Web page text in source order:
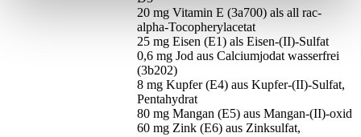
20 mg Vitamin E (3a700) als all rac-
alpha-Tocopherylacetat
25 mg Eisen (E1) als Eisen-(II)-Sulfat
0,6 mg Jod aus Calciumjodat wasserfrei
(3b202)
8 mg Kupfer (E4) aus Kupfer-(II)-Sulfat,
Pentahydrat
80 mg Mangan (E5) aus Mangan-(II)-oxid
60 mg Zink (E6) aus Zinksulfat,